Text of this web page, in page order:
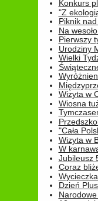
Konkurs
"Z
Piknik
Na
Pierwszy
Urodziny
Wielki
Wizyta w
Wiosna
"Cała
Wizyta w
W
Jubileusz
Coraz
Dzień